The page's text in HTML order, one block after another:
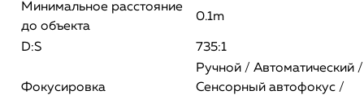
Минимальное расстояние
до объекта
0.1m
D:S 735:1
Фокусировка
Ручной / Автоматический /
Сенсорный автофокус /